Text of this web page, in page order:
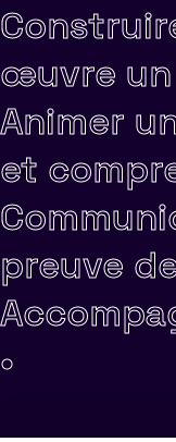
œuvre un
Animer
et
preuve
•